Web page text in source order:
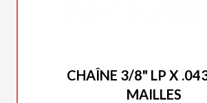
CHAÎNE 3/8" LP X
MAILLES